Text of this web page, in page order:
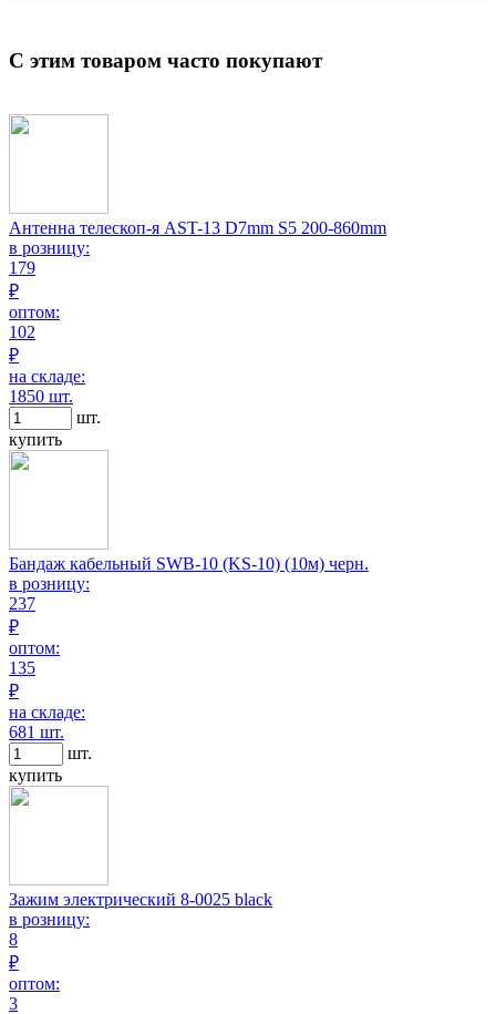
С этим товаром часто покупают
Антенна телескоп-я AST-13 D7mm S5 200-860mm
в розницу:
179
₽
оптом:
102
₽
на складе:
1850 шт.
шт.
купить
Бандаж кабельный SWB-10 (KS-10) (10м) черн.
в розницу:
237
₽
оптом:
135
₽
на складе:
681 шт.
шт.
купить
Зажим электрический 8-0025 black
в розницу:
8
₽
оптом:
3